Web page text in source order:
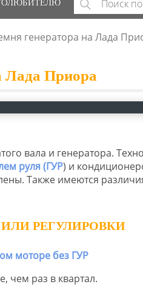
ФОРМА
генератора на Лада
Лада Приора
вала и генератора.
руля (ГУР) и
Также имеются
РЕГУЛИРОВКИ
чем раз в квартал.